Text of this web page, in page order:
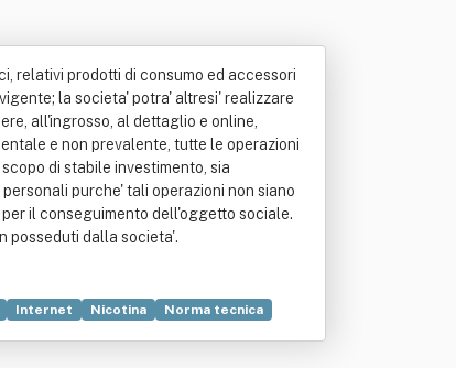
relativi prodotti di consumo ed accessori
la societa' potra' altresi' realizzare
all'ingrosso, al dettaglio e online,
e non prevalente, tutte le operazioni
di stabile investimento, sia
purche' tali operazioni non siano
il conseguimento dell'oggetto sociale.
posseduti dalla societa'.
Internet Nicotina
Norma tecnica